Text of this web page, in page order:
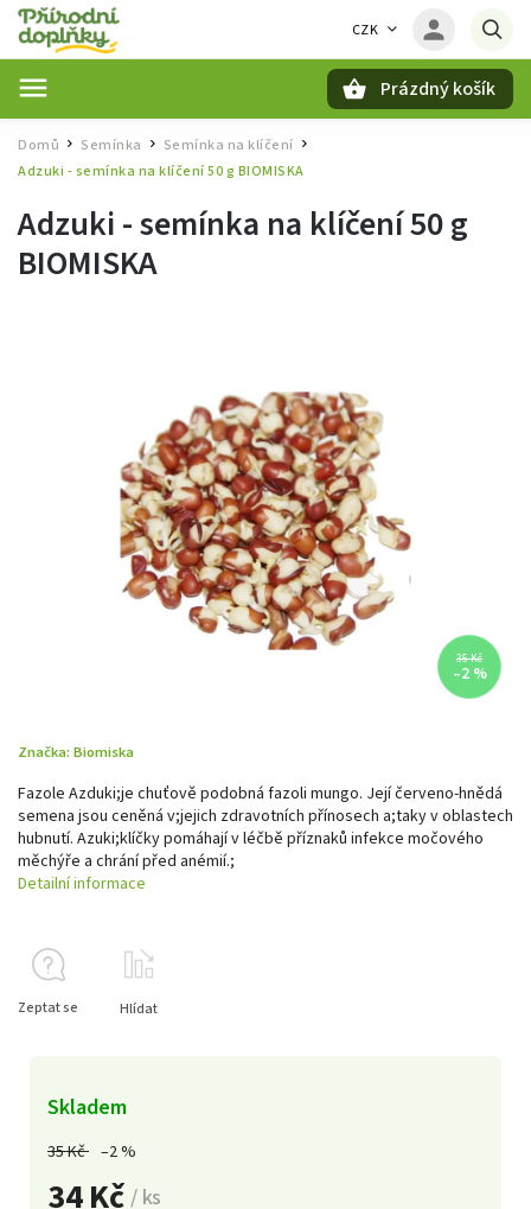
CZK
Prázdný košík
Domů / Semínka Semínka na klíčení
Adzuki - semínka na klíčení 50 g BIOMISKA
Adzuki - semínka na klíčení 50 g
BIOMISKA
35 Kč
–2 %
Značka: Biomiska
35 Kč –2 %
34 Kč/ ks
Skladem
Fazole Azduki;je chuťově podobná fazoli mungo. Její červeno-hnědá
semena jsou ceněná v;jejich zdravotních přínosech a;taky v oblastech
hubnutí. Azuki;klíčky pomáhají v léčbě příznaků infekce močového
měchýře a chrání před anémií.;
Detailní informace
Zeptat se Hlídat